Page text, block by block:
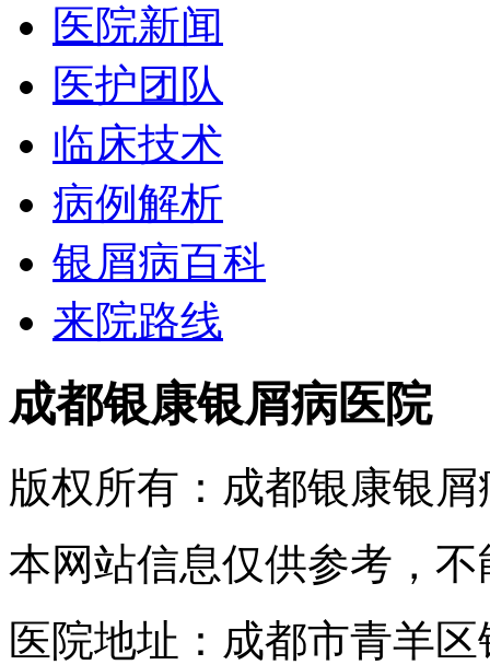
医院新闻
医护团队
临床技术
病例解析
银屑病百科
来院路线
成都银康银屑病医院
版权所有：成都银康银
本网站信息仅供参考，
医院地址：成都市青羊